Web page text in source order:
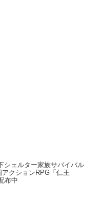
シェルター家族サバイバル
クションRPG「仁王
布中